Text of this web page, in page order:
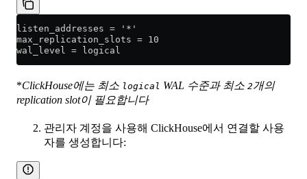
listen_addresses = '*'
max_replication_slots = 10
wal_level = logical
*ClickHouse에는 최소 logical WAL 수준과 최소 2개의
replication slot이 필요합니다
관리자 계정을 사용해 ClickHouse에서 연결할 사용
자를 생성합니다: